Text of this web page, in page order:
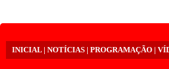
INICIAL NOTÍCIAS PROGRAMAÇÃO